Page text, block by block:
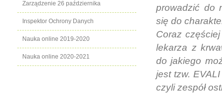
prowadzić do
się do
Coraz
lekarza z
do jakiego
jest tzw.
czyli zespół
Zarządzenie 26 października
Inspektor Ochrony Danych
Nauka online 2019-2020
Nauka online 2020-2021